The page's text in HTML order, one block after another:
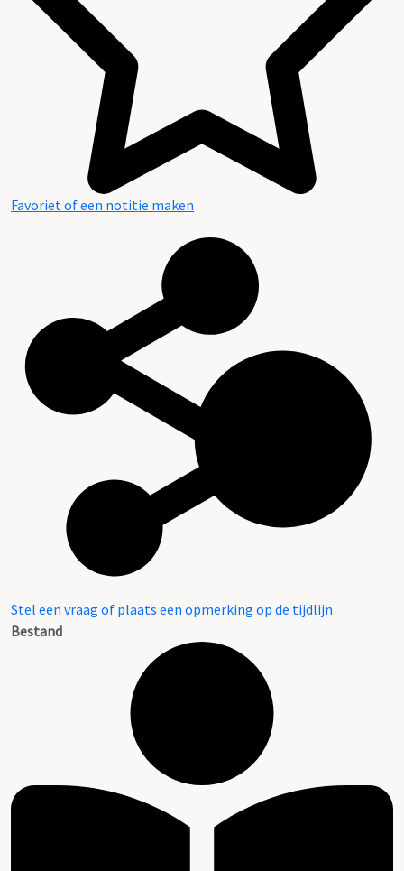
Favoriet of een notitie maken
Stel een vraag of plaats een opmerking op de tijdlijn
Bestand